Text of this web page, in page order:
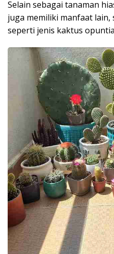
Selain sebagai tanaman
juga memiliki manfaat
seperti jenis kaktus